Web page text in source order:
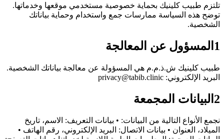
تلتزم طبيب كلينيك بحماية خصوصية مستخدمي موقعها وخدماتها.
توضح هذه السياسة ممارسات جمع واستخدام وحماية بياناتك
الشخصية.
1 المسؤول عن المعالجة
طبيب كلينيك ش.ذ.م.م هي المسؤولة عن معالجة بياناتك الشخصية.
البريد الإلكتروني: privacy@tabib.clinic
2 البيانات المجمعة
نجمع الأنواع التالية من البيانات: • بيانات التعريف: الاسم، تاريخ
الميلاد، العنوان • بيانات الاتصال: البريد الإلكتروني، رقم الهاتف •